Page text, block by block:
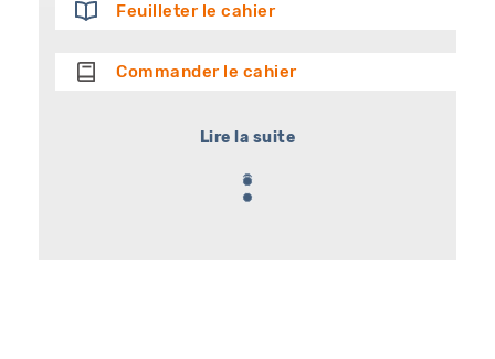
Feuilleter le cahier
Commander le cahier
Lire la suite